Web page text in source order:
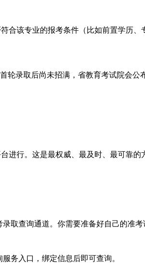
该专业的报考条件（比如前置学历、
录取后尚未招满，省教育考试院会公
行。这是最权威、最及时、最可靠的
查询通道。你需要准备好自己的准考
务入口，绑定信息后即可查询。